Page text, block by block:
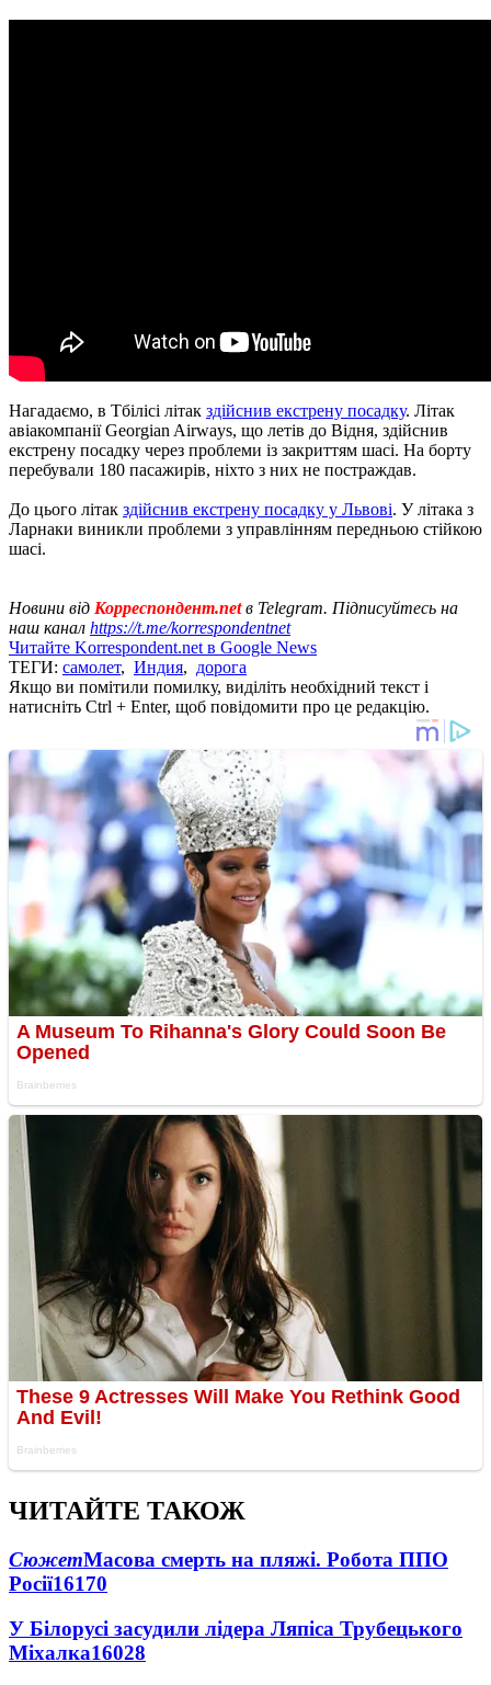
Нагадаємо, в Тбілісі літак здійснив екстрену посадку. Літак
авіакомпанії Georgian Airways, що летів до Відня, здійснив
екстрену посадку через проблеми із закриттям шасі. На борту
перебували 180 пасажирів, ніхто з них не постраждав.
До цього літак здійснив екстрену посадку у Львові. У літака з
Ларнаки виникли проблеми з управлінням передньою стійкою
шасі.
Новини від Корреспондент.netв Telegram. Підписуйтесь на
наш канал https://t.me/korrespondentnet
Читайте Korrespondent.net в Google News
ТЕГИ: самолет, Индия, дорога
Якщо ви помітили помилку, виділіть необхідний текст і
натисніть Ctrl + Enter, щоб повідомити про це редакцію.
ЧИТАЙТЕ ТАКОЖ
СюжетМасова смерть на пляжі. Робота ППО
Росії16170
У Білорусі засудили лідера Ляпіса Трубецького
Міхалка16028